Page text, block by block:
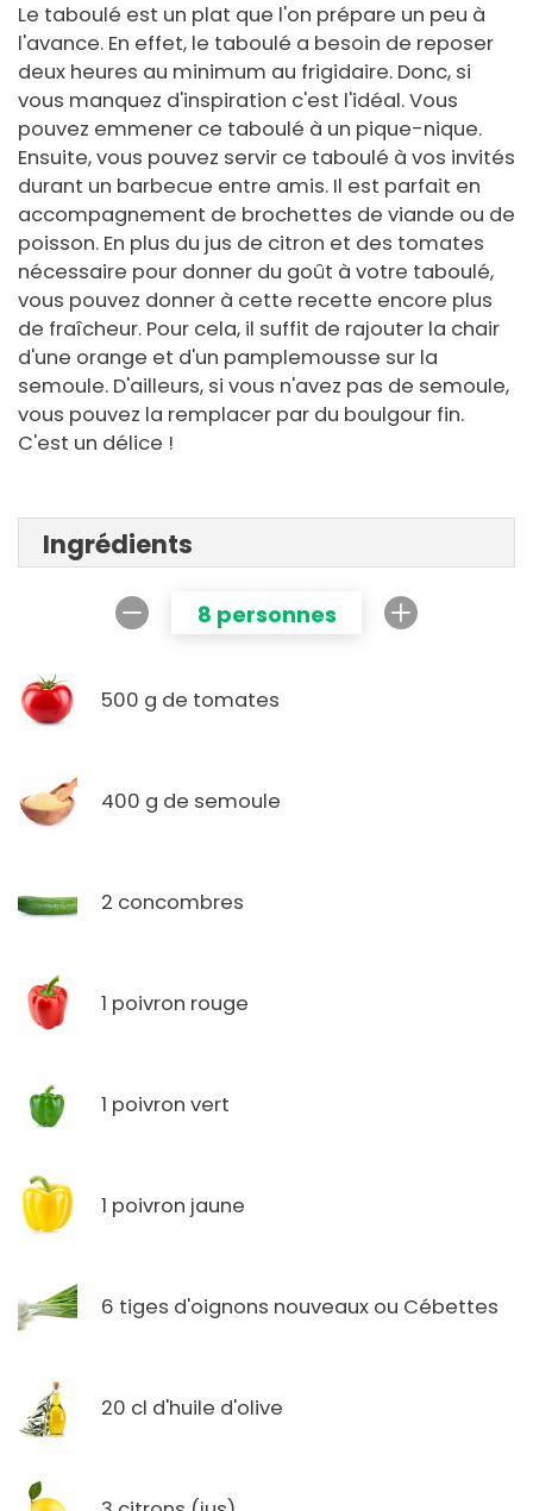
Le taboulé est un plat que l'on prépare un peu à
l'avance. En effet, le taboulé a besoin de reposer
deux heures au minimum au frigidaire. Donc, si
vous manquez d'inspiration c'est l'idéal. Vous
pouvez emmener ce taboulé à un pique-nique.
Ensuite, vous pouvez servir ce taboulé à vos invités
durant un barbecue entre amis. Il est parfait en
accompagnement de brochettes de viande ou de
poisson. En plus du jus de citron et des tomates
nécessaire pour donner du goût à votre taboulé,
vous pouvez donner à cette recette encore plus
de fraîcheur. Pour cela, il suffit de rajouter la chair
d'une orange et d'un pamplemousse sur la
semoule. D'ailleurs, si vous n'avez pas de semoule,
vous pouvez la remplacer par du boulgour fin.
C'est un délice !
Ingrédients
8 personnes
500 g de tomates
400 g de semoule
2 concombres
1 poivron rouge
1 poivron vert
1 poivron jaune
6 tiges d'oignons nouveaux ou Cébettes
20 cl d'huile d'olive